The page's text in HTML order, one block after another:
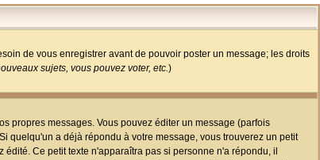
de vous enregistrer avant de pouvoir poster un message; les droits
sujets, vous pouvez voter, etc.)
propres messages. Vous pouvez éditer un message (parfois
quelqu'un a déjà répondu à votre message, vous trouverez un petit
Ce petit texte n'apparaîtra pas si personne n'a répondu, il